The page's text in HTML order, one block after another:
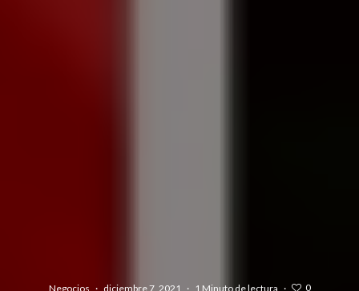
Negocios · diciembre 7, 2021 · 1 Minuto de lectura · 0